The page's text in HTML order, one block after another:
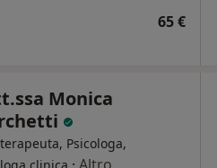
65 €
Monica
Psicologa,